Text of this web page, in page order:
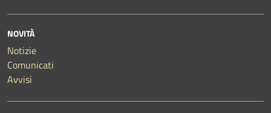
NOVITÀ
Notizie
Comunicati
Avvisi